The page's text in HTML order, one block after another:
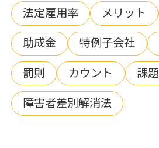
法定雇用率 メリット
助成金 特例子会社
罰則 カウント 課題
障害者差別解消法